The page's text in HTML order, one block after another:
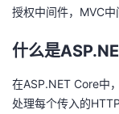
授权中间件，MVC中
什么是
在ASP.NET Core中
处理每个传入的